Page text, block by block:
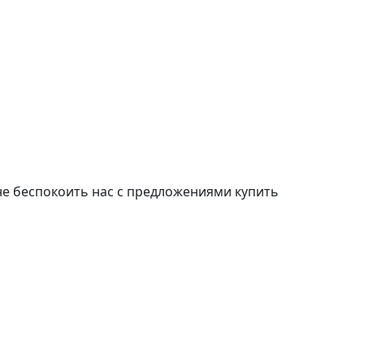
нас с предложениями купить